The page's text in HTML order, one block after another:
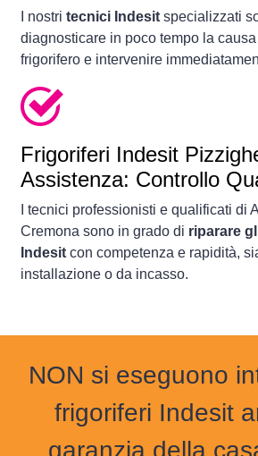
I nostri tecnici Indesit specializzati
diagnosticare in poco tempo la
frigorifero e intervenire
Frigoriferi Indesit
Assistenza: Controllo
I tecnici professionisti e qualificati di
Cremona sono in grado di riparare
Indesit con competenza e rapidità,
installazione o da incasso.
NON si eseguono
frigoriferi Indesit